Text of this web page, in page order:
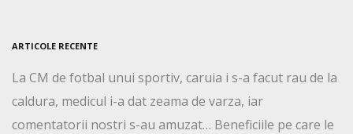
ARTICOLE RECENTE
La CM de fotbal unui sportiv, caruia i s-a facut rau de la
caldura, medicul i-a dat zeama de varza, iar
comentatorii nostri s-au amuzat… Beneficiile pe care le